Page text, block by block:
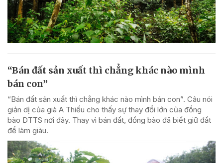
“Bán đất sản xuất thì chẳng khác nào mình
bán con”
“Bán đất sản xuất thì chẳng khác nào mình bán con”. Câu nói
giản dị của già A Thiếu cho thấy sự thay đổi lớn của đồng
bào DTTS nơi đây. Thay vì bán đất, đồng bào đã biết giữ đất
để làm giàu.